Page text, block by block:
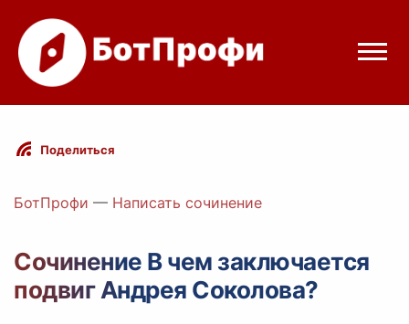
Режимы бота
Цены
Вход с Telegram
Поделиться
БотПрофи — Написать сочинение
Сочинение В чем заключается
подвиг Андрея Соколова?